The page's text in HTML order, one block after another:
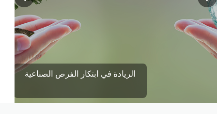
الريادة في ابتكار الفرص الصناعية